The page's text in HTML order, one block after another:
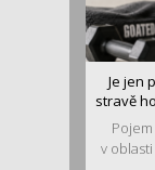
Je jen
stravě
v